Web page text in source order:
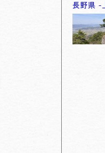
長野県 -